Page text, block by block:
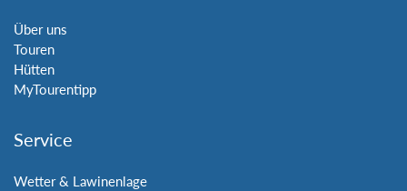
Über uns
Touren
Hütten
MyTourentipp
Service
Wetter & Lawinenlage